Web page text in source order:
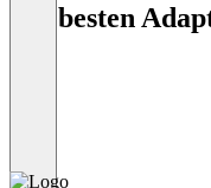
Die besten